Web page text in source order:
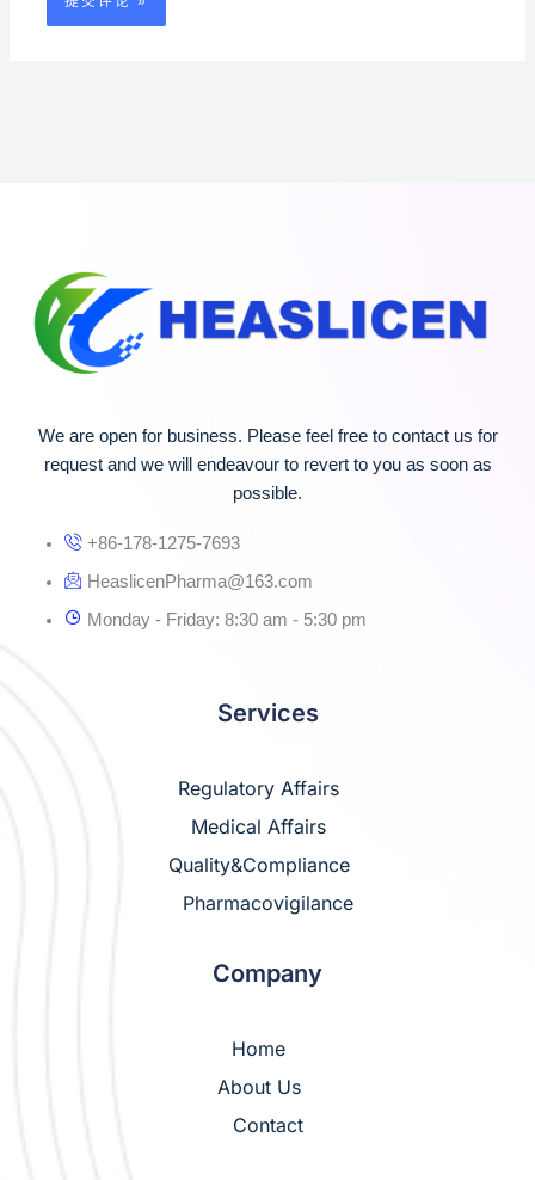
We are open for business. Please feel free to contact us for
request and we will endeavour to revert to you as soon as
possible.
+86-178-1275-7693
HeaslicenPharma@163.com
Monday - Friday: 8:30 am - 5:30 pm
Services
Regulatory Affairs
Medical Affairs
Quality&Compliance
Pharmacovigilance
Company
Home
About Us
Contact